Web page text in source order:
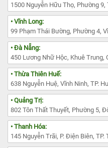
1500 Nguyễn Hữu Thọ, Phường 9,
• Vĩnh Long:
99 Phạm Thái Bường, Phường 4,
• Đà Nẵng:
450 Lương Nhữ Hộc, Khuê Trung,
• Thừa Thiên Huế:
638 Nguyễn Huệ, Vĩnh Ninh, TP.
• Quảng Trị:
802 Tôn Thất Thuyết, Phường 5,
• Thanh Hóa:
145 Nguyễn Trãi, P. Điện Biên,